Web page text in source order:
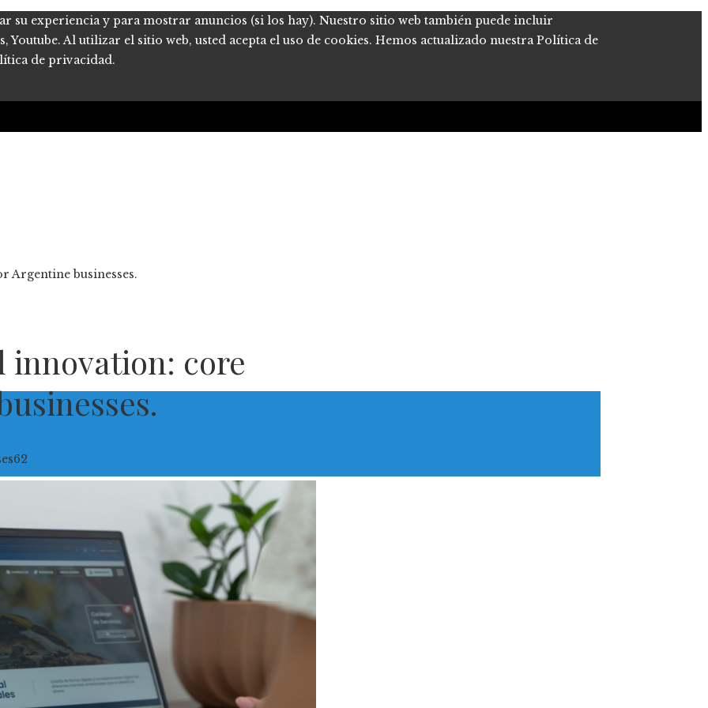
su experiencia y para mostrar anuncios (si los hay). Nuestro sitio web también puede incluir
Youtube. Al utilizar el sitio web, usted acepta el uso de cookies. Hemos actualizado nuestra Política de
de privacidad.
Argentine businesses.
innovation: core
62